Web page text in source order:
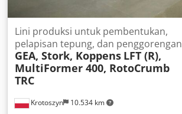
Krotoszyn 10.534 km
Lini produksi untuk pembentukan,
pelapisan tepung, dan penggorengan
GEA, Stork, Koppens LFT (R),
MultiFormer 400, RotoCrumb
TRC